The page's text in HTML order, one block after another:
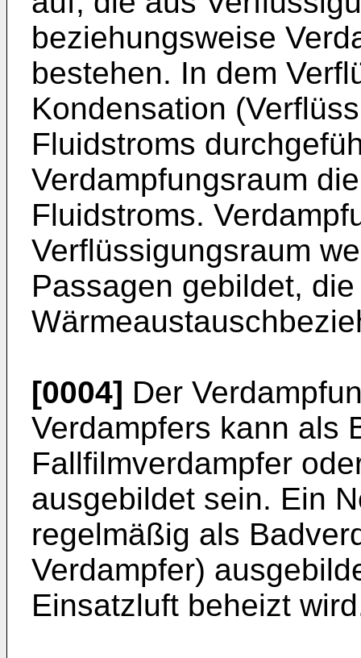
beziehungsweise
bestehen. In dem
Kondensation
Fluidstroms
Verdampfungsraum
Fluidstroms.
Verflüssigungsraum
Passagen gebildet,
[0004] Der
Verdampfers kann als
Fallfilmverdampfer
ausgebildet sein. Ein
regelmäßig als
Verdampfer)
Einsatzluft beheizt